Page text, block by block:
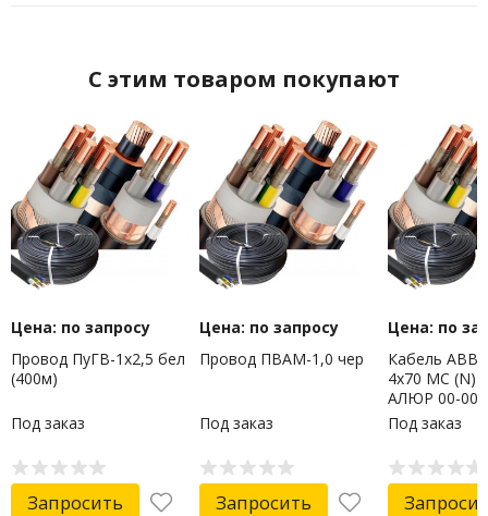
C этим товаром покупают
Цена: по запросу
Провод ПуГВ-1х2,5 бел
(400м)
Под заказ
Запросить
Цена: по запросу
Провод ПВАМ-1,0 чер
Под заказ
Запросить
Цена: по
Кабель
4х70 МС (N)
АЛЮР 00-
Под заказ